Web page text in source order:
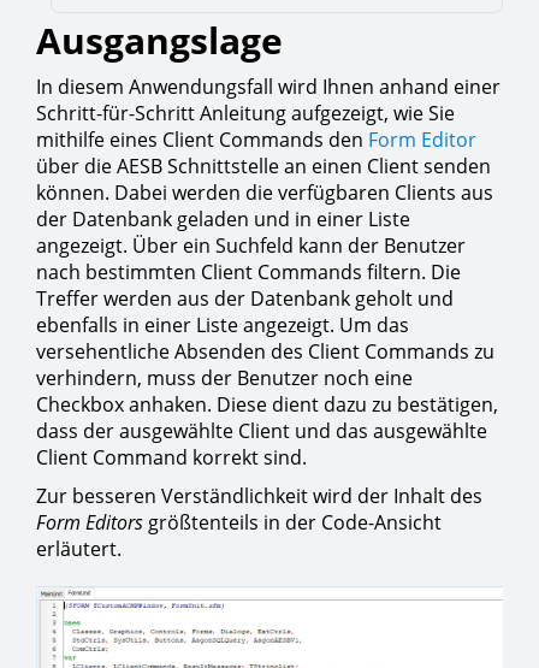
Ausgangslage
In diesem Anwendungsfall wird Ihnen anhand einer
Schritt-für-Schritt Anleitung aufgezeigt, wie Sie
mithilfe eines Client Commands den Form Editor
über die AESB Schnittstelle an einen Client senden
können. Dabei werden die verfügbaren Clients aus
der Datenbank geladen und in einer Liste
angezeigt. Über ein Suchfeld kann der Benutzer
nach bestimmten Client Commands filtern. Die
Treffer werden aus der Datenbank geholt und
ebenfalls in einer Liste angezeigt. Um das
versehentliche Absenden des Client Commands zu
verhindern, muss der Benutzer noch eine
Checkbox anhaken. Diese dient dazu zu bestätigen,
dass der ausgewählte Client und das ausgewählte
Client Command korrekt sind.
Zur besseren Verständlichkeit wird der Inhalt des
Form Editors größtenteils in der Code-Ansicht
erläutert.